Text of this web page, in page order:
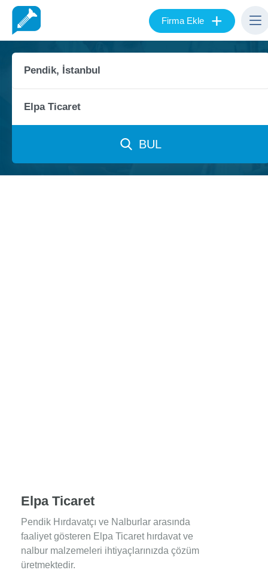
Firma Ekle +
BUL
Elpa Ticaret
Pendik Hırdavatçı ve Nalburlar arasında
faaliyet gösteren Elpa Ticaret hırdavat ve
nalbur malzemeleri ihtiyaçlarınızda çözüm
üretmektedir.